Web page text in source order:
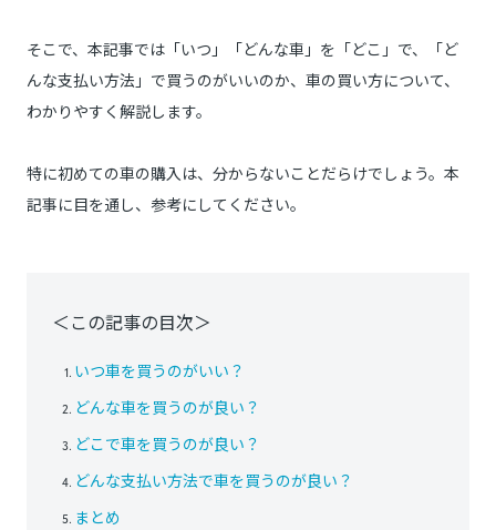
そこで、本記事では「いつ」「どんな車」を「どこ」で、「ど
んな支払い方法」で買うのがいいのか、車の買い方について、
わかりやすく解説します。
特に初めての車の購入は、分からないことだらけでしょう。本
記事に目を通し、参考にしてください。
＜この記事の目次＞
いつ車を買うのがいい？
どんな車を買うのが良い？
どこで車を買うのが良い？
どんな支払い方法で車を買うのが良い？
まとめ